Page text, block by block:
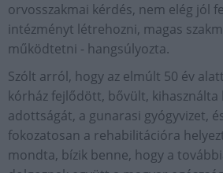
orvosszakmai kérdés, nem elég jól
intézményt létrehozni, magas
működtetni - hangsúlyozta.
Szólt arról, hogy az elmúlt 50 év
kórház fejlődött, bővült,
adottságát, a gunarasi gyógyvizet,
fokozatosan a rehabilitációra
mondta, bízik benne, hogy a